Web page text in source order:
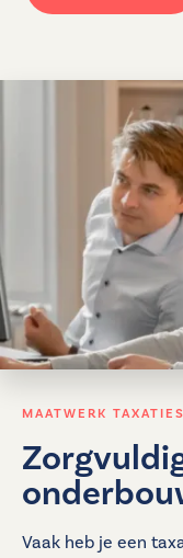
MAATWERK TAXATIES
Vaak heb je een